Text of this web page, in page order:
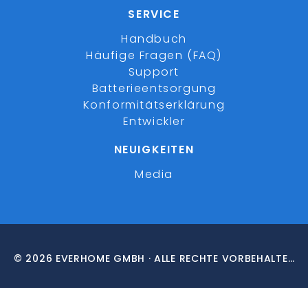
SERVICE
Handbuch
Häufige Fragen (FAQ)
Support
Batterieentsorgung
Konformitätserklärung
Entwickler
NEUIGKEITEN
Media
© 2026 EVERHOME GMBH · ALLE RECHTE VORBEHALTEN